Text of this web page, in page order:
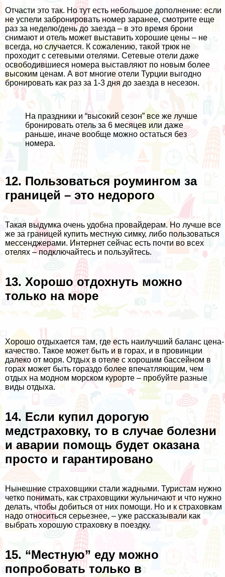
Отчасти это так. Но тут есть небольшое дополнение: если
не успели забронировать номер заранее, смотрите еще
раз за неделю/день до заезда – в это время брони
снимают и отель может выставить хорошие цены – не
всегда, но случается. К сожалению, такой трюк не
проходит с сетевыми отелями. Сетевые отели даже
освободившиеся номера выставляют по новым более
высоким ценам. А вот многие отели Турции выгодно
бронировать как раз за 1-3 дня до заезда в несезон.
На праздники и “высокий сезон” все же лучше
бронировать отель за 6 месяцев или даже
раньше, иначе вообще можно остаться без
номера.
12. Пользоваться роумингом за
границей – это недорого
Такая выдумка очень удобна провайдерам. Но лучше все
же за границей купить местную симку, либо пользоваться
мессенджерами. Интернет сейчас есть почти во всех
отелях – подключайтесь и пользуйтесь.
13. Хорошо отдохнуть можно
только на море
Хорошо отдыхается там, где есть наилучший баланс цена-
качество. Такое может быть и в горах, и в провинции
далеко от моря. Отдых в отеле с хорошим бассейном в
горах может быть гораздо более впечатляющим, чем
отдых на модном морском курорте – пробуйте разные
виды отдыха.
14. Если купил дорогую
медстраховку, то в случае болезни
и аварии помощь будет оказана
просто и гарантировано
Нынешние страховщики стали жадными. Туристам нужно
четко понимать, как страховщики жульничаюти что нужно
делать, чтобы добиться от них помощи. Но и к страховкам
надо относиться серьезнее, – уже рассказывали как
выбрать хорошую страховку в поездку.
15. “Местную” еду можно
попробовать только в